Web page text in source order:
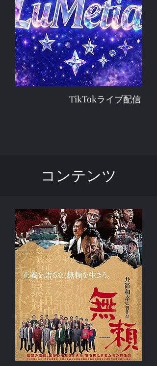
TikTokライブ配信
コンテンツ